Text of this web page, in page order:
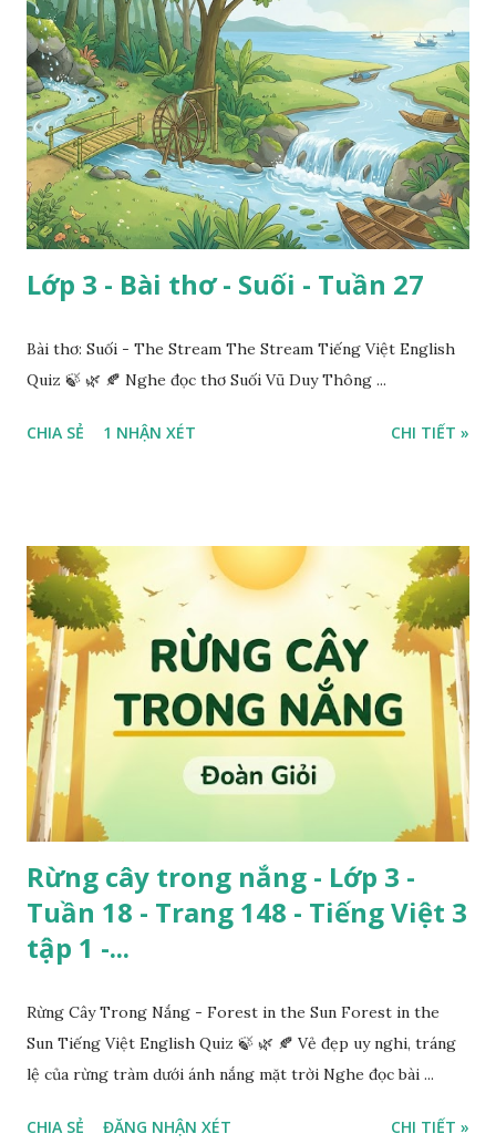
Lớp 3 - Bài thơ - Suối - Tuần 27
Bài thơ: Suối - The Stream The Stream Tiếng Việt English
Quiz 🍃 🌿 🍂 Nghe đọc thơ Suối Vũ Duy Thông ...
CHIA SẺ 1 NHẬN XÉT CHI TIẾT »
Rừng cây trong nắng - Lớp 3 -
Tuần 18 - Trang 148 - Tiếng Việt 3
tập 1 -...
Rừng Cây Trong Nắng - Forest in the Sun Forest in the
Sun Tiếng Việt English Quiz 🍃 🌿 🍂 Vẻ đẹp uy nghi, tráng
lệ của rừng tràm dưới ánh nắng mặt trời Nghe đọc bài ...
CHIA SẺ ĐĂNG NHẬN XÉT CHI TIẾT »